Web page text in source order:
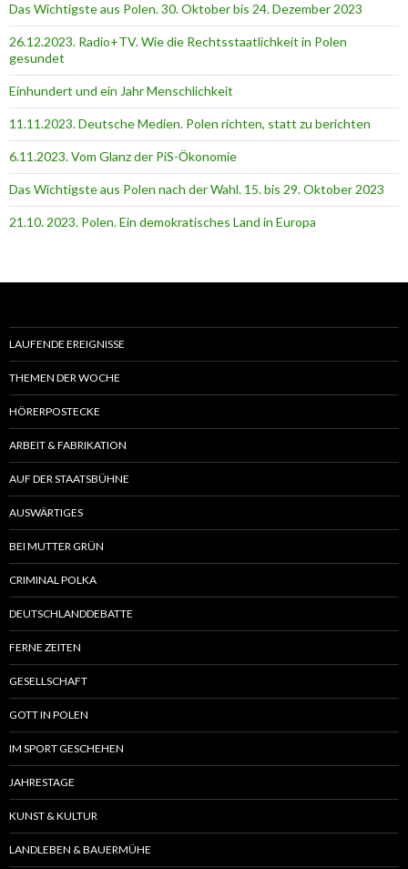
Das Wichtigste aus Polen. 30. Oktober bis 24. Dezember 2023
26.12.2023. Radio+TV. Wie die Rechtsstaatlichkeit in Polen
gesundet
Einhundert und ein Jahr Menschlichkeit
11.11.2023. Deutsche Medien. Polen richten, statt zu berichten
6.11.2023. Vom Glanz der PiS-Ӧkonomie
Das Wichtigste aus Polen nach der Wahl. 15. bis 29. Oktober 2023
21.10. 2023. Polen. Ein demokratisches Land in Europa
LAUFENDE EREIGNISSE
THEMEN DER WOCHE
HÖRERPOSTECKE
ARBEIT & FABRIKATION
AUF DER STAATSBÜHNE
AUSWÄRTIGES
BEI MUTTER GRÜN
CRIMINAL POLKA
DEUTSCHLANDDEBATTE
FERNE ZEITEN
GESELLSCHAFT
GOTT IN POLEN
IM SPORT GESCHEHEN
JAHRESTAGE
KUNST & KULTUR
LANDLEBEN & BAUERMÜHE